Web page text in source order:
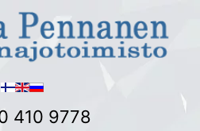
410 9778